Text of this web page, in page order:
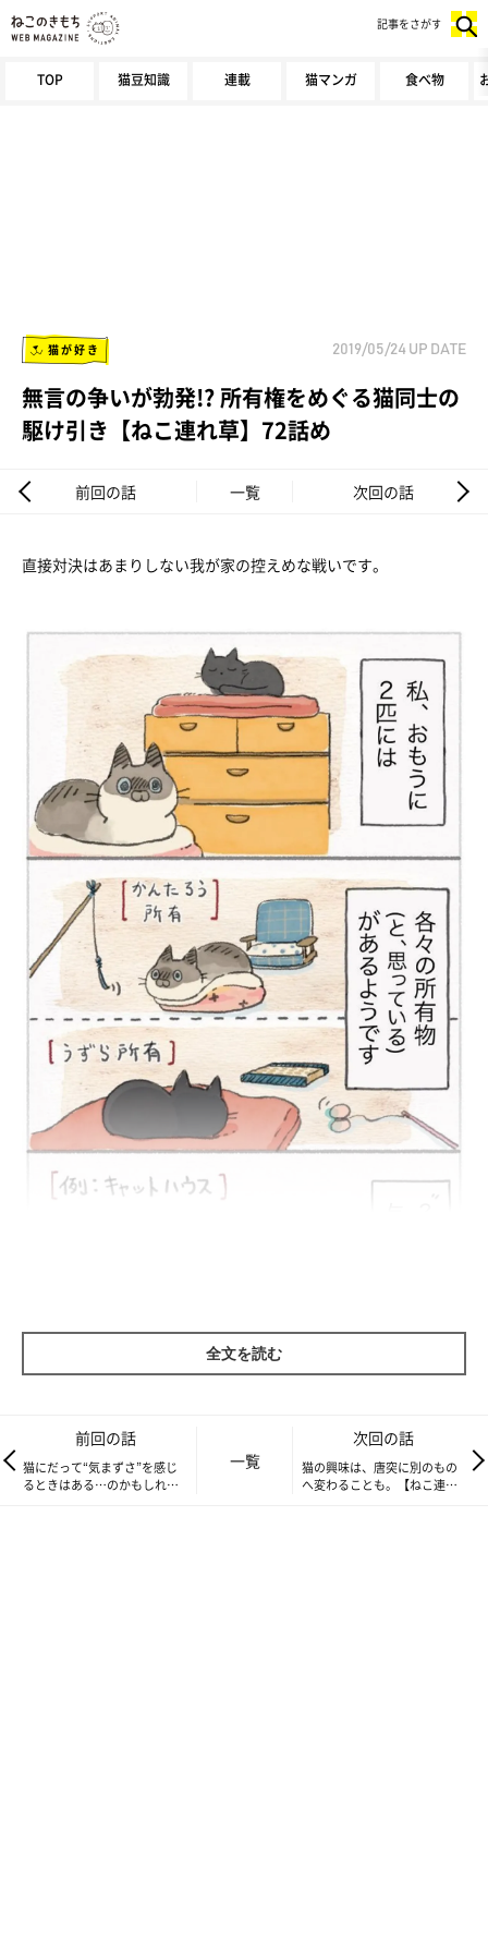
TOP 猫豆知識 連載 猫マンガ 食べ物
記事をさがす
猫が好き 2019/05/24 UP DATE
無言の争いが勃発!? 所有権をめぐる猫同士の
駆け引き【ねこ連れ草】72話め
前回の話 一覧 次回の話
直接対決はあまりしない我が家の控えめな戦いです。
全文を読む
前回の話
猫にだって“気まずさ”を感じ
るときはある…のかもしれな
一覧
次回の話
猫の興味は、唐突に別のもの
へ変わることも。【ねこ連れ